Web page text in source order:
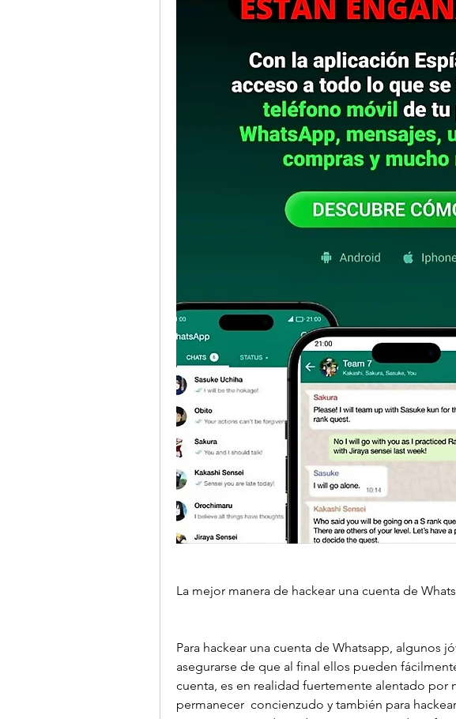
La mejor manera de hackear una cuenta de
Para hackear una cuenta de Whatsapp, algunos
asegurarse de que al final ellos pueden
cuenta, es en realidad fuertemente alentado por
permanecer  concienzudo y también para